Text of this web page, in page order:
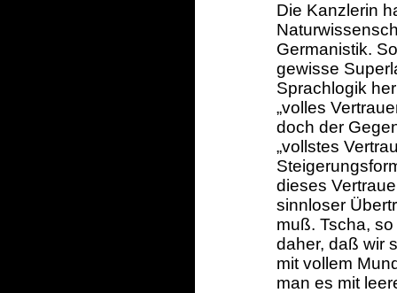
Die Kanzlerin
Germanistik.
gewisse
Sprachlogik
„volles
doch der
„vollstes
dieses
sinnloser
muß. Tscha,
daher, daß wir
mit vollem
man es mit